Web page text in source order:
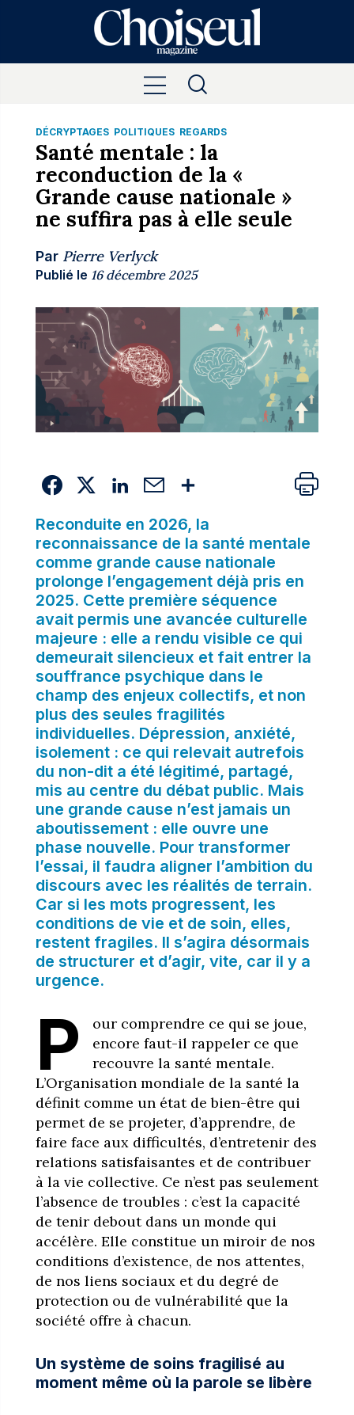
DÉCRYPTAGES POLITIQUES REGARDS
Santé mentale : la
reconduction de la «
Grande cause nationale »
ne suffira pas à elle seule
Par Pierre Verlyck
Publié le 16 décembre 2025
Reconduite en 2026, la
reconnaissance de la santé mentale
comme grande cause nationale
prolonge l’engagement déjà pris en
2025. Cette première séquence
avait permis une avancée culturelle
majeure : elle a rendu visible ce qui
demeurait silencieux et fait entrer la
souffrance psychique dans le
champ des enjeux collectifs, et non
plus des seules fragilités
individuelles. Dépression, anxiété,
isolement : ce qui relevait autrefois
du non-dit a été légitimé, partagé,
mis au centre du débat public. Mais
une grande cause n’est jamais un
aboutissement : elle ouvre une
phase nouvelle. Pour transformer
l’essai, il faudra aligner l’ambition du
discours avec les réalités de terrain.
Car si les mots progressent, les
conditions de vie et de soin, elles,
restent fragiles. Il s’agira désormais
de structurer et d’agir, vite, car il y a
urgence.
P
our comprendre ce qui se joue,
encore faut-il rappeler ce que
recouvre la santé mentale.
L’Organisation mondiale de la santé la
définit comme un état de bien-être qui
permet de se projeter, d’apprendre, de
faire face aux difficultés, d’entretenir des
relations satisfaisantes et de contribuer
à la vie collective. Ce n’est pas seulement
l’absence de troubles : c’est la capacité
de tenir debout dans un monde qui
accélère. Elle constitue un miroir de nos
conditions d’existence, de nos attentes,
de nos liens sociaux et du degré de
protection ou de vulnérabilité que la
société offre à chacun.
Un système de soins fragilisé au
moment même où la parole se libère